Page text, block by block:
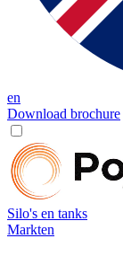
en
Download brochure
Silo's en tanks
Markten